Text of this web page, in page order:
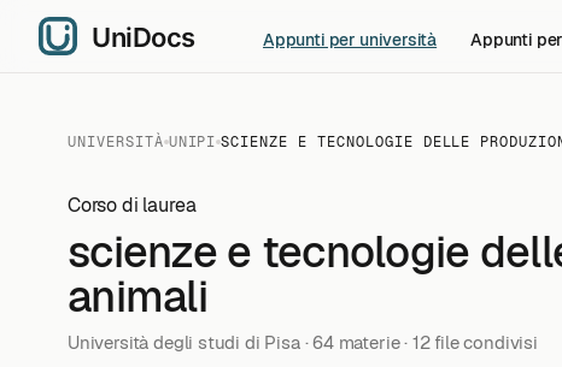
Appunti per università Appunti
UNIVERSITÀ UNIPI SCIENZE E TECNOLOGIE DELLE
Corso di laurea
scienze e tecnologie
animali
Università degli studi di Pisa · 64 materie · 12 file condivisi